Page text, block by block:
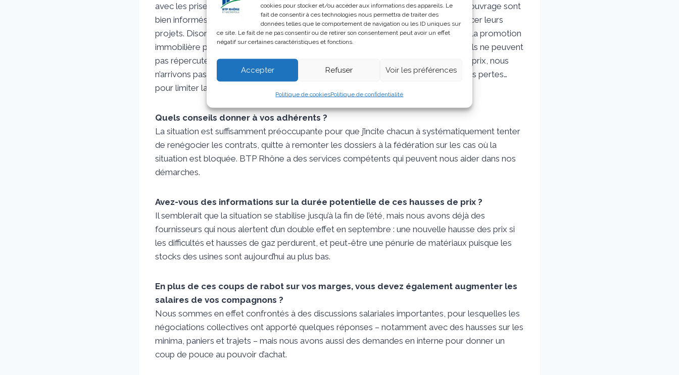
cookies pour stocker et/ou accéder aux informations des appareils. Le
fait de consentir à ces technologies nous permettra de traiter des
données telles que le comportement de navigation ou les ID uniques sur
ce site. Le fait de ne pas consentir ou de retirer son consentement peut avoir un effet
négatif sur certaines caractéristiques et fonctions.
Accepter Refuser Voir les préférences
Politique de cookiesPolitique de confidentialité
avec les prises de position publiques de la Fédération et des Majors, les maîtres d’ouvrage sont
bien informés des difficultés et sont d’autant plus à l’écoute qu’ils doivent faire avancer leurs
projets. Disons que 50% d’entre eux sont ouverts à la discussion. Les autres 50% – la promotion
immobilière pour l’essentiel – argumentent leur refus de négocier en expliquant qu’ils ne peuvent
pas répercuter le coût à leur client final. Dans tous les cas, quand on renégocie les prix, nous
n’arrivons pas à répercuter 100% de la hausse. Avec nos clients, nous partageons les pertes…
pour limiter la casse.
Quels conseils donner à vos adhérents ?
La situation est suffisamment préoccupante pour que j’incite chacun à systématiquement tenter
de renégocier les contrats, quitte à remonter les dossiers à la fédération sur les cas où la
situation est bloquée. BTP Rhône a des services compétents qui peuvent nous aider dans nos
démarches.
Avez-vous des informations sur la durée potentielle de ces hausses de prix ?
Il semblerait que la situation se stabilise jusqu’à la fin de l’été, mais nous avons déjà des
fournisseurs qui nous alertent d’un double effet en septembre : une nouvelle hausse des prix si
les difficultés et hausses de gaz perdurent, et peut-être une pénurie de matériaux puisque les
stocks des usines sont aujourd’hui au plus bas.
En plus de ces coups de rabot sur vos marges, vous devez également augmenter les
salaires de vos compagnons ?
Nous sommes en effet confrontés à des discussions salariales importantes, pour lesquelles les
négociations collectives ont apporté quelques réponses – notamment avec des hausses sur les
minima, paniers et trajets – mais nous avons aussi des demandes en interne pour donner un
coup de pouce au pouvoir d’achat.